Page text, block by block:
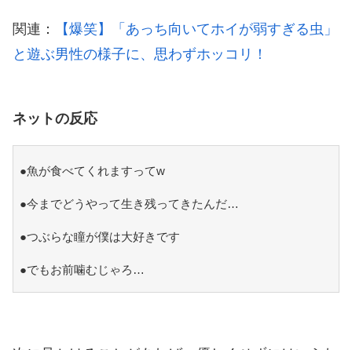
関連：
【爆笑】「あっち向いてホイが弱すぎる虫」
と遊ぶ男性の様子に、思わずホッコリ！
ネットの反応
●魚が食べてくれますってw
●今までどうやって生き残ってきたんだ…
●つぶらな瞳が僕は大好きです
●でもお前噛むじゃろ…